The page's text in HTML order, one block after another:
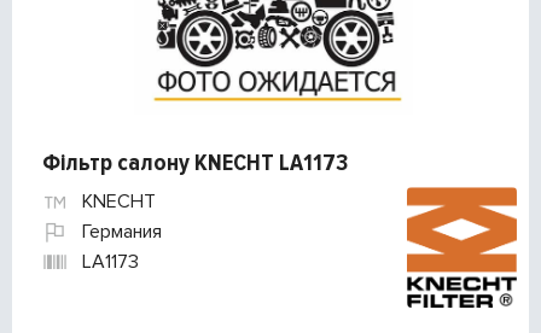
Фільтр салону KNECHT LA1173
KNECHT
Германия
LA1173